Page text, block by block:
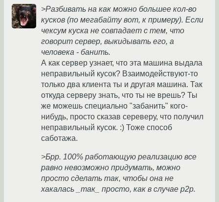
>Разбивать на как можно большее кол-во
кусков (по мегабайту вот, к примеру). Если
чексум куска не совпадает с тем, что
говорит сервер, выкидывать его, а
человека - банить.
А как сервер узнает, что эта машина выдала
неправильный кусок? Взаимодействуют-то
только два клиента ты и другая машина. Так
откуда серверу знать, что ты не врешь? Ты
же можешь специально "забанить" кого-
нибудь, просто сказав сереверу, что получил
неправильный кусок. :) Тоже способ
саботажа.
>Брр. 100% работающую реализацию все
равно невозможно придумать, можно
просто сделать так, чтобы она не
хакалась _так_ просто, как в случае p2p.